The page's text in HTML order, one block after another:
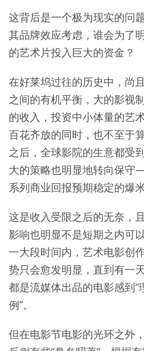
这背后是一个极为现实的问
其品牌效应考虑，谁会为了
的艺术片投入巨大的资金？
在好莱坞过往的历史中，尚
之间的有机平衡，大的影视
的收入，投资中小体量的艺
百花齐放的同时，也不至于
之后，全球影院的生意都受
大的策略也明显地转向保
系列商业回报预期稳定的爆
这是收入受限之后的无奈，
影响也明显不是短期之内可
一大段时间内，艺术电影创
势只会愈发明显，直到有一
都是流媒体出品的电影感到“
例”。
但在电影节电影的光环之外